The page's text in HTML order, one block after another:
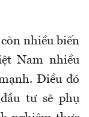
nhiều biến
Nam nhiều
Điều đó
tư sẽ phụ